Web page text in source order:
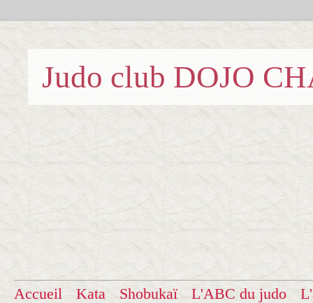
Judo club DOJO
Accueil Kata Shobukaï L'ABC du judo